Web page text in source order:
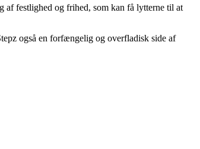
af festlighed og frihed, som kan få lytterne til at
også en forfængelig og overfladisk side af